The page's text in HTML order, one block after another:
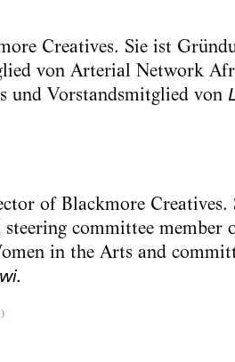
Creatives. Sie ist
von Arterial Network
und Vorstandsmitglied von
of Blackmore Creatives.
committee
in the Arts and
)